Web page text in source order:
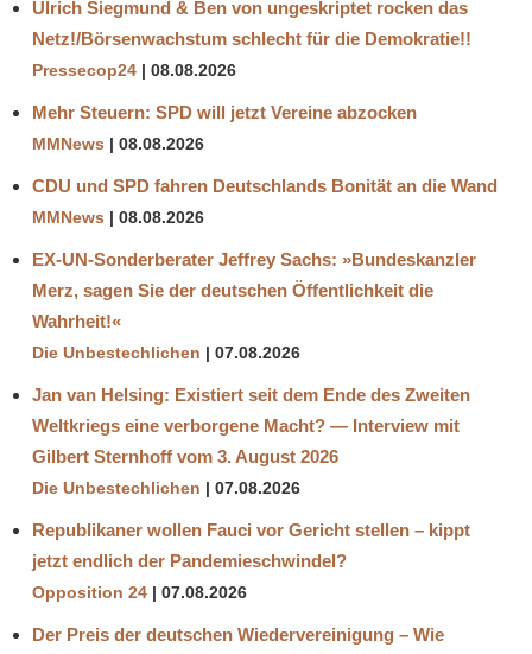
Ulrich Siegmund & Ben von ungeskriptet rocken das
Netz!/Börsenwachstum schlecht für die Demokratie!!
Pressecop24 08.08.2026
Mehr Steuern: SPD will jetzt Vereine abzocken
MMNews 08.08.2026
CDU und SPD fahren Deutschlands Bonität an die Wand
MMNews 08.08.2026
EX-UN-Sonderberater Jeffrey Sachs: »Bundeskanzler
Merz, sagen Sie der deutschen Öffentlichkeit die
Wahrheit!«
Die Unbestechlichen 07.08.2026
Jan van Helsing: Existiert seit dem Ende des Zweiten
Weltkriegs eine verborgene Macht? — Interview mit
Gilbert Sternhoff vom 3. August 2026
Die Unbestechlichen 07.08.2026
Republikaner wollen Fauci vor Gericht stellen – kippt
jetzt endlich der Pandemieschwindel?
Opposition 24 07.08.2026
Der Preis der deutschen Wiedervereinigung – Wie